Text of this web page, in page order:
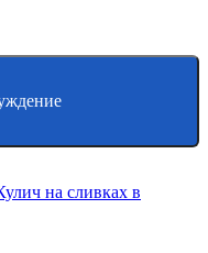
на сливках в